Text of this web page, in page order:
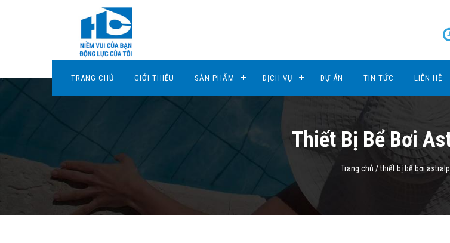
TRANG CHỦ GIỚI THIỆU SẢN PHẨM DỊCH VỤ DỰ ÁN TIN TỨC LIÊN HỆ
Thiết Bị Bể Bơi
Trang chủ /thiết bị bể bơi